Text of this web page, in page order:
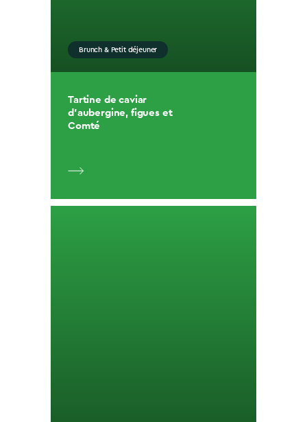
Brunch & Petit déjeuner
Tartine de caviar
d’aubergine, figues et
Comté